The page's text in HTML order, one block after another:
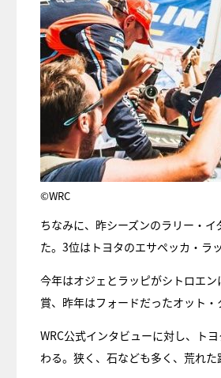
©WRC
ちなみに、昨シーズンのラリー・
た。3位はトヨタのエサペッカ・ラ
今年はオジェとラッピがシトロエ
賞、昨年はフォードだったオット・
WRC公式インタビューに対し、ト
わる。狭く、石なども多く、荒れ